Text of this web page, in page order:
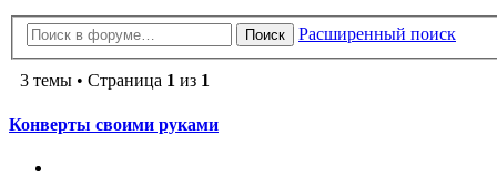
Поиск Расширенный поиск
3 темы • Страница 1 из 1
Конверты своими руками